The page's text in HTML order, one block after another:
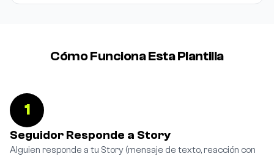
Cómo Funciona Esta Plantilla
1
Seguidor Responde a Story
Alguien responde a tu Story (mensaje de texto, reacción con